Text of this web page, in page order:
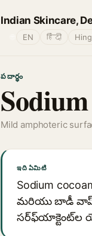
Indian Skincare,
EN हिंदी
పదార్థం
Mild amphoteric
ఇది ఏమిటి
Sodium
మరియు బాడీ
సర్ఫ్‍యాక్టెంట్‌ల